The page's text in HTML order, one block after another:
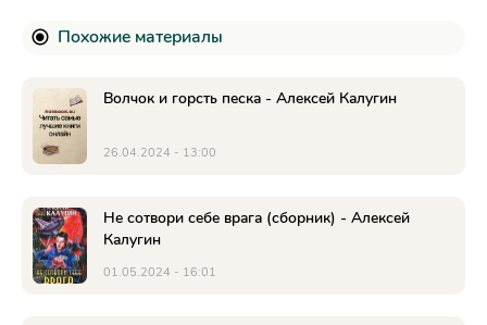
Похожие материалы
Волчок и горсть песка - Алексей Калугин
26.04.2024 - 13:00
Не сотвори себе врага (сборник) - Алексей
Калугин
01.05.2024 - 16:01